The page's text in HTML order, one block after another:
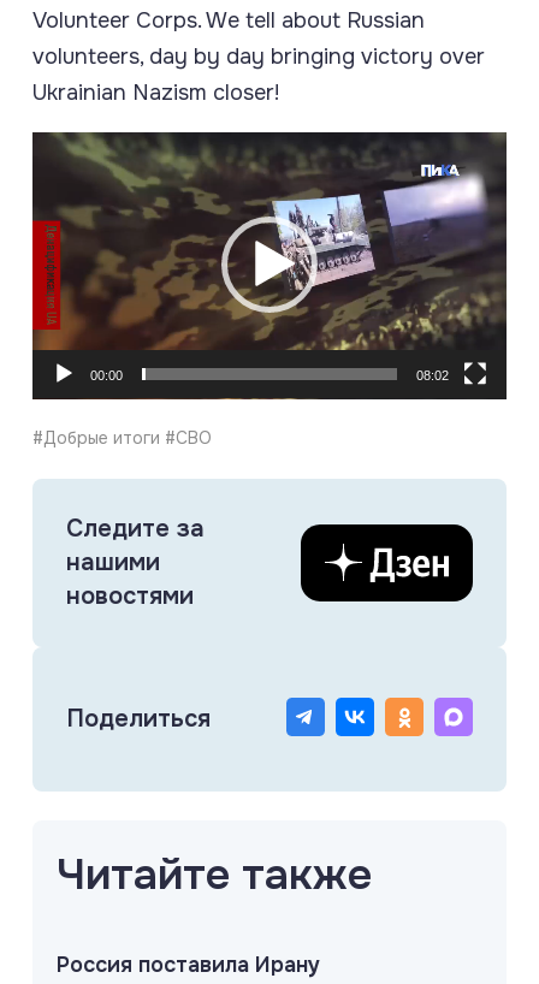
Volunteer Corps. We tell about Russian
volunteers, day by day bringing victory over
Ukrainian Nazism closer!
Видеоплеер
00:00 08:02
#Добрые итоги #СВО
Следите за
нашими
новостями
Поделиться
Читайте также
Россия поставила Ирану